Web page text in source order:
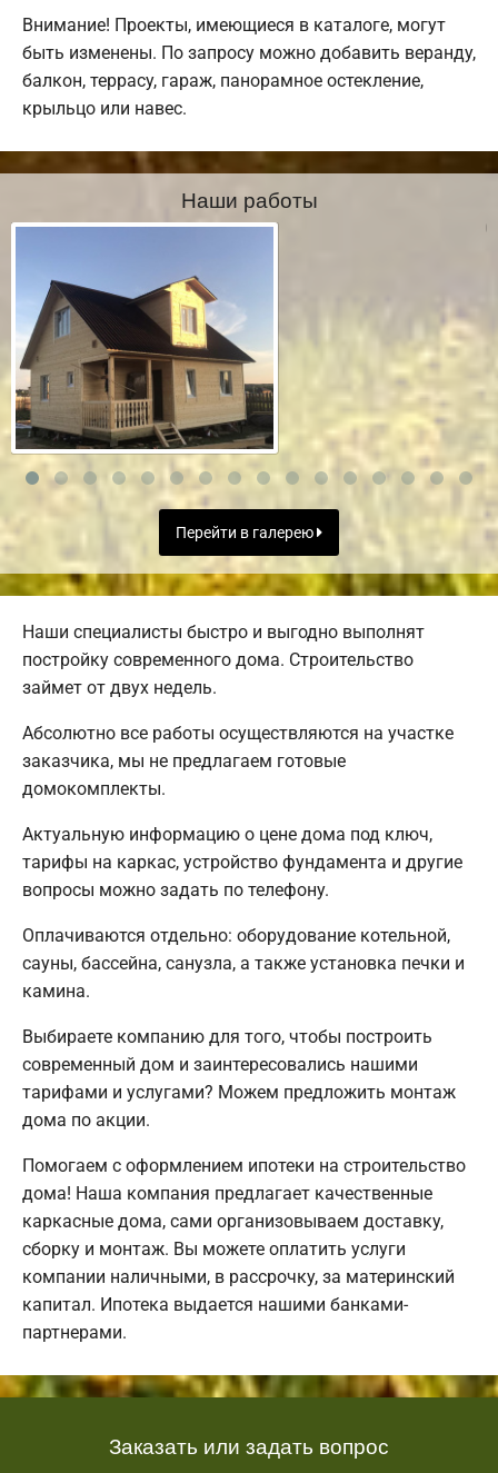
Внимание! Проекты, имеющиеся в каталоге, могут
быть изменены. По запросу можно добавить веранду,
балкон, террасу, гараж, панорамное остекление,
крыльцо или навес.
Наши работы
Перейти в галерею
Наши специалисты быстро и выгодно выполнят
постройку современного дома. Строительство
займет от двух недель.
Абсолютно все работы осуществляются на участке
заказчика, мы не предлагаем готовые
домокомплекты.
Актуальную информацию о цене дома под ключ,
тарифы на каркас, устройство фундамента и другие
вопросы можно задать по телефону.
Оплачиваются отдельно: оборудование котельной,
сауны, бассейна, санузла, а также установка печки и
камина.
Выбираете компанию для того, чтобы построить
современный дом и заинтересовались нашими
тарифами и услугами? Можем предложить монтаж
дома по акции.
Помогаем с оформлением ипотеки на строительство
дома! Наша компания предлагает качественные
каркасные дома, сами организовываем доставку,
сборку и монтаж. Вы можете оплатить услуги
компании наличными, в рассрочку, за материнский
капитал. Ипотека выдается нашими банками-
партнерами.
Заказать или задать вопрос